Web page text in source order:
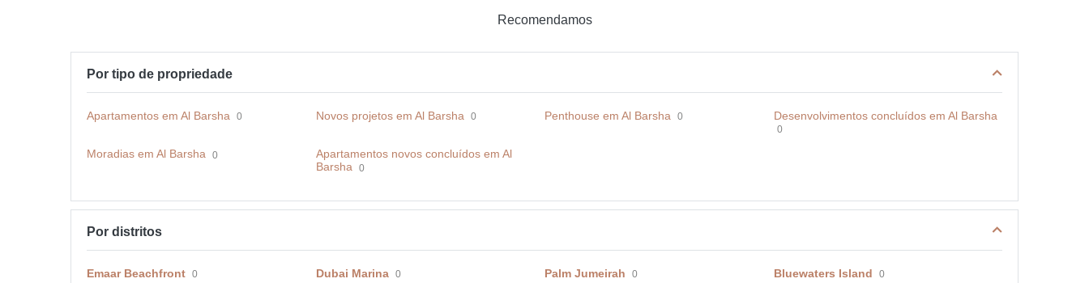
Recomendamos
Por tipo de propriedade
Apartamentos em Al Barsha 0 Novos projetos em Al Barsha 0 Penthouse em Al Barsha 0 Desenvolvimentos concluídos em Al Barsha
0
Moradias em Al Barsha 0
Apartamentos novos concluídos em Al
Barsha
0
Por distritos
Emaar Beachfront 0 Dubai Marina 0 Palm Jumeirah 0 Bluewaters Island 0